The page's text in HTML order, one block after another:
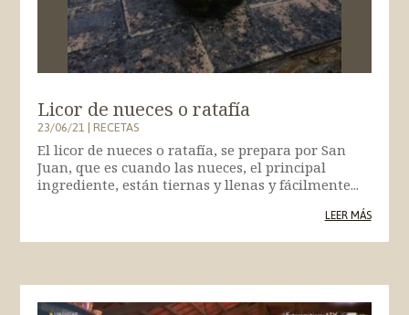
Licor de nueces o ratafía
23/06/21|RECETAS
El licor de nueces o ratafía, se prepara por San
Juan, que es cuando las nueces, el principal
ingrediente, están tiernas y llenas y fácilmente...
LEER MÁS